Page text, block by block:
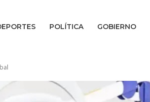
POLÍTICA GOBIERNO